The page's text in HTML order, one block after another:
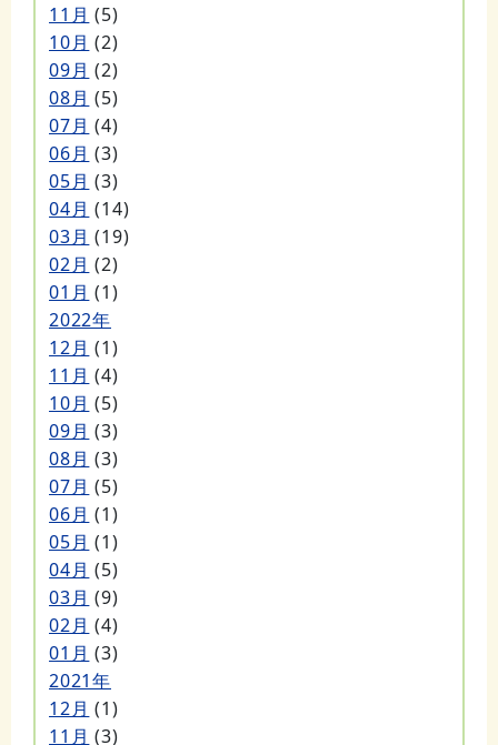
11月 (5)
10月 (2)
09月 (2)
08月 (5)
07月 (4)
06月 (3)
05月 (3)
04月 (14)
03月 (19)
02月 (2)
01月 (1)
2022年
12月 (1)
11月 (4)
10月 (5)
09月 (3)
08月 (3)
07月 (5)
06月 (1)
05月 (1)
04月 (5)
03月 (9)
02月 (4)
01月 (3)
2021年
12月 (1)
11月 (3)